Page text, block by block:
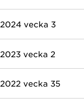
2024 vecka 3
2023 vecka 2
2022 vecka 35